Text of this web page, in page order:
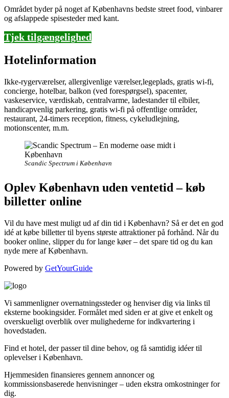
Området byder på noget af Københavns bedste street food, vinbarer
og afslappede spisesteder med kant.
Tjek tilgængelighed
Hotelinformation
Ikke-rygerværelser, allergivenlige værelser,legeplads, gratis wi-fi,
concierge, hotelbar, balkon (ved forespørgsel), spacenter,
vaskeservice, værdiskab, centralvarme, ladestander til elbiler,
handicapvenlig parkering, gratis wi-fi på offentlige områder,
restaurant, 24-timers reception, fitness, cykeludlejning,
motionscenter, m.m.
Scandic Spectrum i København
Oplev København uden ventetid – køb
billetter online
Vil du have mest muligt ud af din tid i København? Så er det en god
idé at købe billetter til byens største attraktioner på forhånd. Når du
booker online, slipper du for lange køer – det spare tid og du kan
nyde mere af København.
Powered by GetYourGuide
Vi sammenligner over­natningssteder og henviser dig via links til
eksterne bookingsider. Formålet med siden er at give et enkelt og
overskueligt overblik over mulighederne for indkvartering i
hovedstaden.
Find et hotel, der passer til dine behov, og få samtidig idéer til
oplevelser i København.
Hjemmesiden finansieres gennem annoncer og
kommissionsbaserede henvisninger – uden ekstra omkostninger for
dig.